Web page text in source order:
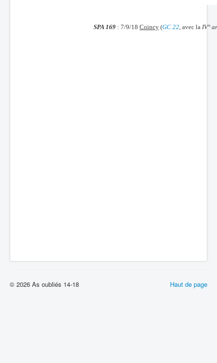
SPA 169 : 7/9/18 Coincy (GC 22, avec la IV°
Haut de page
© 2026 As oubliés 14-18